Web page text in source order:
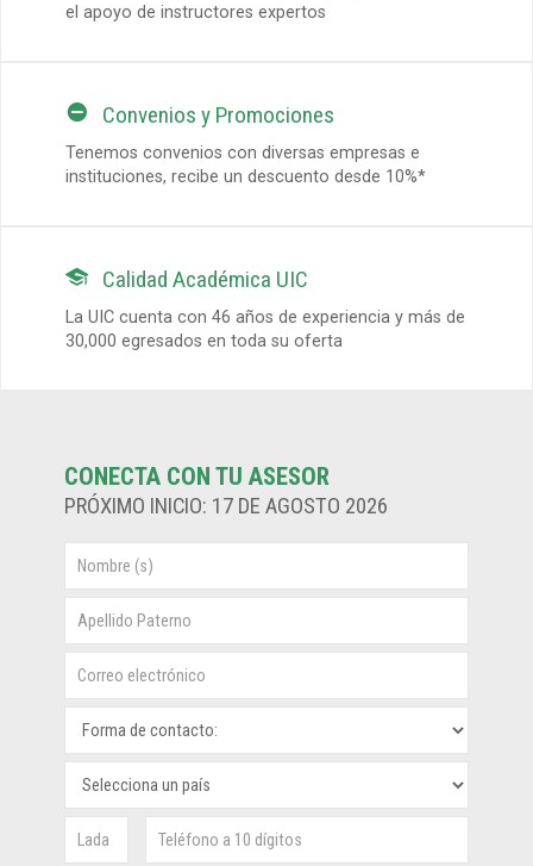
el apoyo de instructores expertos
 Convenios y Promociones
Tenemos convenios con diversas empresas e
instituciones, recibe un descuento desde 10%*
Calidad Académica UIC
La UIC cuenta con 46 años de experiencia y más de
30,000 egresados en toda su oferta
CONECTA CON TU ASESOR
PRÓXIMO INICIO: 17 DE AGOSTO 2026